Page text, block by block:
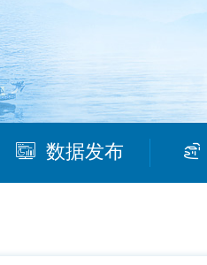
数据发布